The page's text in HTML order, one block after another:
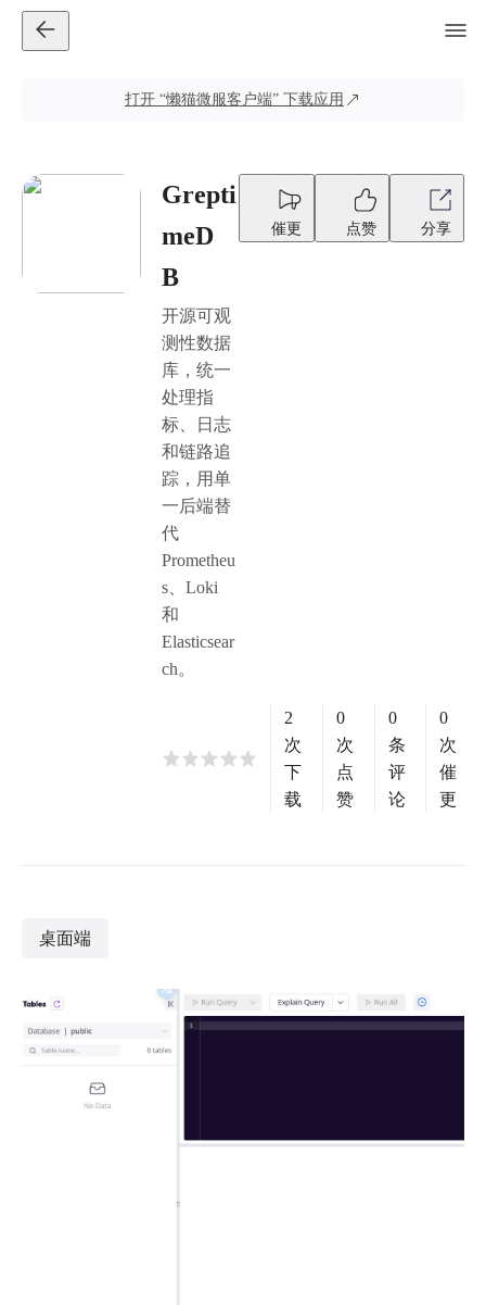
打开 “懒猫微服客户端” 下载应用
Grepti
meD
B
开源可观
测性数据
库，统一
处理指
标、日志
和链路追
踪，用单
一后端替
代
Prometheu
s、Loki
和
Elasticsear
ch。
催更 点赞 分享
2
次
下
载
0
次
点
赞
0
条
评
论
0
次
催
更
桌面端